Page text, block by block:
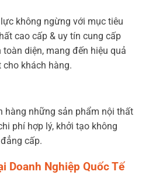
không ngừng với mục tiêu
cao cấp & uy tín cung cấp
diện, mang đến hiệu quả
khách hàng.
hàng những sản phẩm nội thất
phí hợp lý, khởi tạo không
cấp.
Doanh Nghiệp Quốc Tế